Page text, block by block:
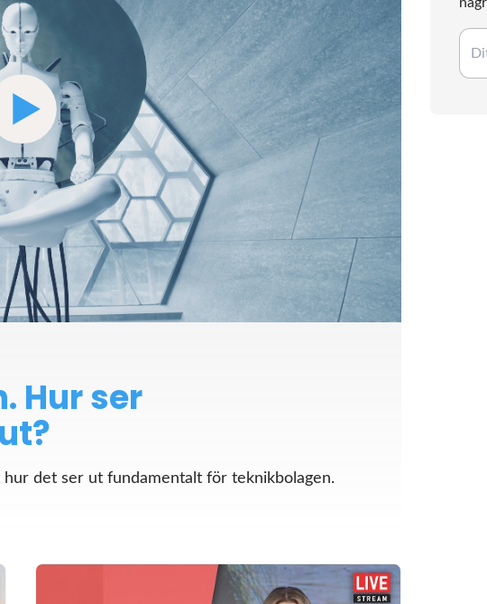
Hur ser
det ser ut fundamentalt för teknikbolagen.